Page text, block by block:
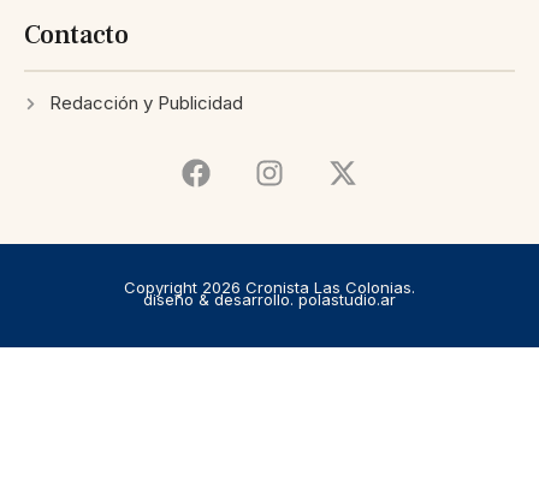
Contacto
Redacción y Publicidad
Copyright 2026 Cronista Las Colonias.
diseño & desarrollo. polastudio.ar